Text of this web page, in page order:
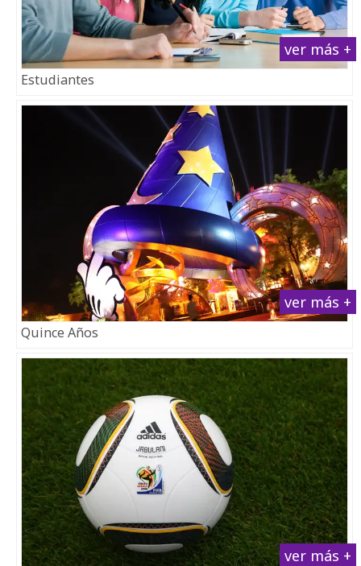
ver más +
Estudiantes
ver más +
Quince Años
ver más +